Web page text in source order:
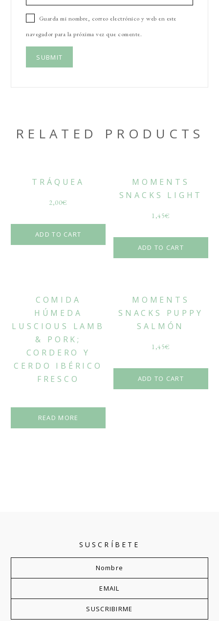
Guarda mi nombre, correo electrónico y web en este
navegador para la próxima vez que comente.
RELATED PRODUCTS
TRÁQUEA
2,00€
ADD TO CART
MOMENTS
SNACKS LIGHT
1,45€
ADD TO CART
COMIDA
HÚMEDA
LUSCIOUS LAMB
& PORK;
CORDERO Y
CERDO IBÉRICO
FRESCO
READ MORE
MOMENTS
SNACKS PUPPY
SALMÓN
1,45€
ADD TO CART
SUSCRÍBETE